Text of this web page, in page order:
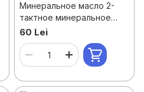
Минеральное масло 2-
тактное минеральное
SELFMIX 2T
60 Lei